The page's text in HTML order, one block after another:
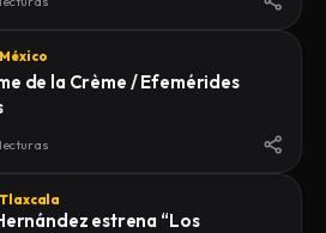
de la Crème / Efemérides
estrena “Los